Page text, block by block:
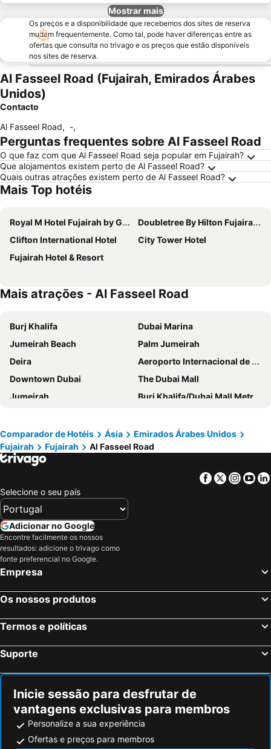
Mostrar mais
Os preços e a disponibilidade que recebemos dos sites de reserva
mudam frequentemente. Como tal, pode haver diferenças entre as
ofertas que consulta no trivago e os preços que estão disponíveis
nos sites de reserva.
Al Fasseel Road (Fujairah, Emirados Árabes
Unidos)
Contacto
Al Fasseel Road, -,
Perguntas frequentes sobre Al Fasseel Road
O que faz com que Al Fasseel Road seja popular em Fujairah?
Que alojamentos existem perto de Al Fasseel Road?
Quais outras atrações existem perto de Al Fasseel Road?
Mais Top hotéis
Royal M Hotel Fujairah by Gewan
Doubletree By Hilton Fujairah City
Clifton International Hotel
City Tower Hotel
Fujairah Hotel & Resort
Mais atrações - Al Fasseel Road
Burj Khalifa
Dubai Marina
Jumeirah Beach
Palm Jumeirah
Deira
Aeroporto Internacional de Dubai
Downtown Dubai
The Dubai Mall
Jumeirah
Burj Khalifa/Dubai Mall Metro Station
Business Bay
Yas Island
Dubai Festival City
Zayed International Airport
Deira City Centre Metro Station
Jumeirah Beach Residence
Bur Dubai
Dubai Metro
Dubai Creek
Sharjah City Center
Airport Terminal 3 Metro Station
DMCC Metro Station
DUBAI INTERNATIONAL BOAT SHOW
Business Bay Metro Station
Dubai Marina Mall
Dubai Media City
The Dubai Fountain
Wild Wadi Waterpark
Souk Madinat Jumeirah
Aquaventure Waterpark
Dubai Silicon Oasis
Airport Terminal 1 Metro Station
Souq de Ouro
Umm Suqeim
Dubai Investment Park
Nadd Al Shiba
Comparador de Hotéis Ásia
Emirados Árabes Unidos
Fujairah
Fujairah Al Fasseel Road
Facebook
Twitter
Selecione o seu país
Adicionar no Google
Encontre facilmente os nossos
resultados: adicione o trivago como
fonte preferencial no Google.
Empresa
Os nossos produtos
Termos e políticas
Suporte
Inicie sessão para desfrutar de
vantagens exclusivas para membros
Personalize a sua experiência
Ofertas e preços para membros